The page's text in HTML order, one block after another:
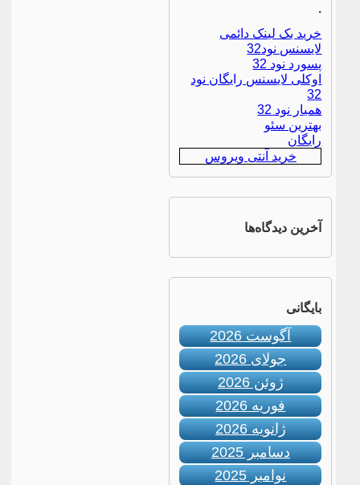
.
خرید بک لینک دائمی
لایسنس نود32
پسورد نود 32
اوکلی لایسنس رایگان نود
32
همیار نود 32
بهترین سئو
رایگان
خرید آنتی ویروس
آخرین دیدگاه‌ها
بایگانی
آگوست 2026
جولای 2026
ژوئن 2026
فوریه 2026
ژانویه 2026
دسامبر 2025
نوامبر 2025